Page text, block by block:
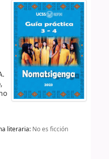
literaria: No es ficción